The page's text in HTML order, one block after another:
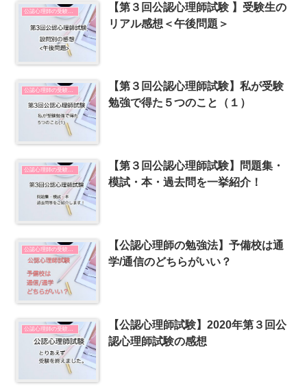
【第３回公認心理師試験 】受験生の
リアル感想＜午後問題＞
公認心理師の受験勉強
【第３回公認心理師試験】私が受験
勉強で得た５つのこと（１）
公認心理師の受験勉強
【第３回公認心理師試験】問題集・
模試・本・過去問を一挙紹介！
公認心理師の受験勉強
【公認心理師の勉強法】予備校は通
学/通信のどちらがいい？
公認心理師の受験勉強
【公認心理師試験】2020年第３回公
認心理師試験の感想